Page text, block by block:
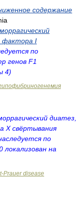
содержание
фактора I
по
генов F1
4)
диатез,
Х свёртывания
по
локализован на
Prauer disease